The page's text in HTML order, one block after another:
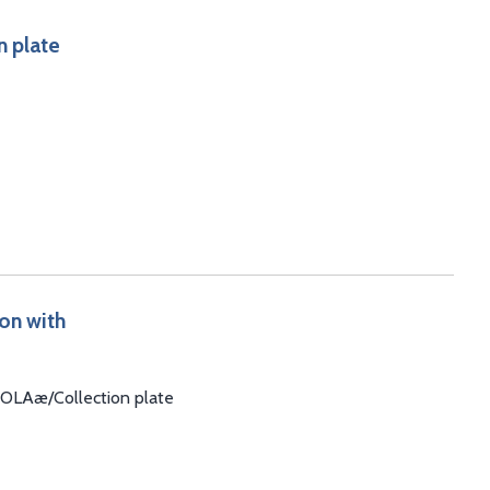
plate
with
Collection plate